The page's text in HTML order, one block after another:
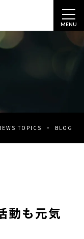
MENU
TOPICS BLOG
動も元気